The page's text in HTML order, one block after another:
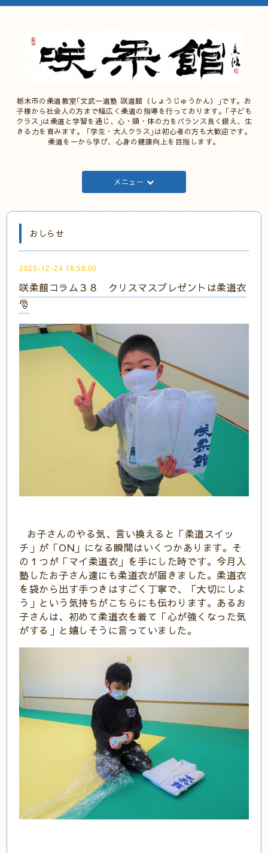
栃木市の柔道教室｢文武一道塾 咲道館（しょうじゅうかん）｣です。お
子様から社会人の方まで幅広く柔道の指導を行っております。｢子ども
クラス｣は柔道と学習を通じ、心・頭・体の力をバランス良く鍛え、生
きる力を育みます。 ｢学生・大人クラス｣は初心者の方も大歓迎です。
柔道を一から学び、心身の健康向上を目指します。
メニュー
おしらせ
2020-12-24 16:58:00
咲柔館コラム３８ クリスマスプレゼントは柔道衣
🎅
お子さんのやる気、言い換えると「柔道スイッ
チ」が「ON」になる瞬間はいくつかあります。そ
の１つが「マイ柔道衣」を手にした時です。今月入
塾したお子さん達にも柔道衣が届きました。柔道衣
を袋から出す手つきはすごく丁寧で、「大切にしよ
う」という気持ちがこちらにも伝わります。あるお
子さんは、初めて柔道衣を着て「心が強くなった気
がする」と嬉しそうに言っていました。